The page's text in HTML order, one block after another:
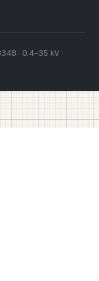
· 0.4–35 kV ·